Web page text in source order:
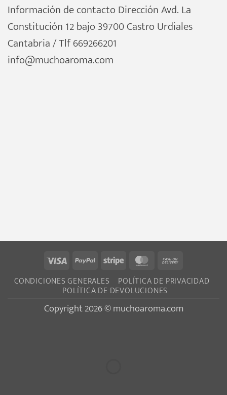
Información de contacto Dirección Avd. La
Constitución 12 bajo 39700 Castro Urdiales
Cantabria / Tlf 669266201
info@muchoaroma.com
Visa PayPalStripe MasterCard
On
Delivery
CONDICIONES GENERALES POLÍTICA DE PRIVACIDAD
POLÍTICA DE DEVOLUCIONES
Copyright 2026 © muchoaroma.com